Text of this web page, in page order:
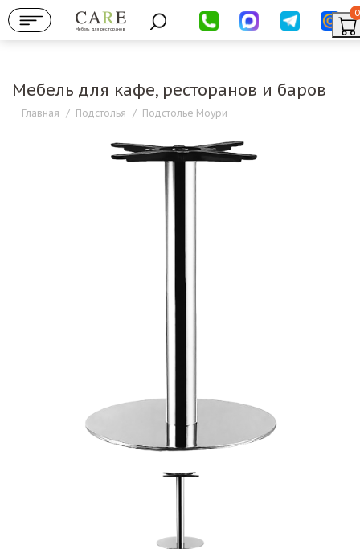
Мебель для ресторанов
0
Мебель для кафе, ресторанов и баров
Главная / Подстолья / Подстолье Моури